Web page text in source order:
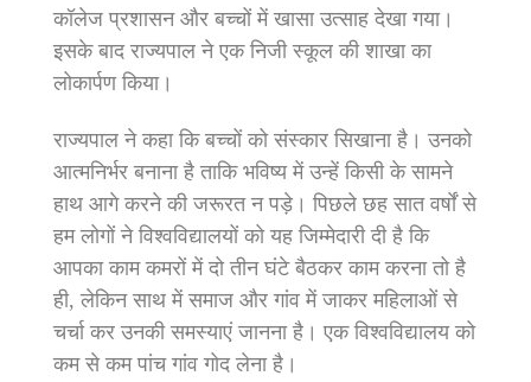
कॉलेज प्रशासन और बच्चों में खासा उत्साह देखा गया।
इसके बाद राज्यपाल ने एक निजी स्कूल की शाखा का
लोकार्पण किया।
राज्यपाल ने कहा कि बच्चों को संस्कार सिखाना है। उनको
आत्मनिर्भर बनाना है ताकि भविष्य में उन्हें किसी के सामने
हाथ आगे करने की जरूरत न पड़े। पिछले छह सात वर्षों से
हम लोगों ने विश्वविद्यालयों को यह जिम्मेदारी दी है कि
आपका काम कमरों में दो तीन घंटे बैठकर काम करना तो है
ही, लेकिन साथ में समाज और गांव में जाकर महिलाओं से
चर्चा कर उनकी समस्याएं जानना है। एक विश्वविद्यालय को
कम से कम पांच गांव गोद लेना है।